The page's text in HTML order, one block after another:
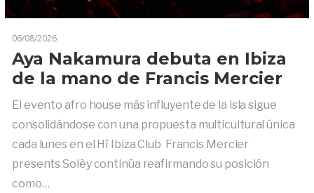
06/08/2026
Aya Nakamura debuta en Ibiza
de la mano de Francis Mercier
El evento afro house más influyente de la isla sigue
consolidándose con una propuesta multicultural única
cada lunes en el Hï Ibiza Club Francis Mercier
presents Solèy continúa reafirmando su posición
como…